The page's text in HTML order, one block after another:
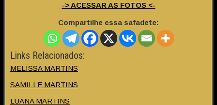
-> ACESSAR AS FOTOS <-
Compartilhe essa safadete:
Links Relacionados:
MELISSA MARTINS
SAMILLE MARTINS
LUANA MARTINS